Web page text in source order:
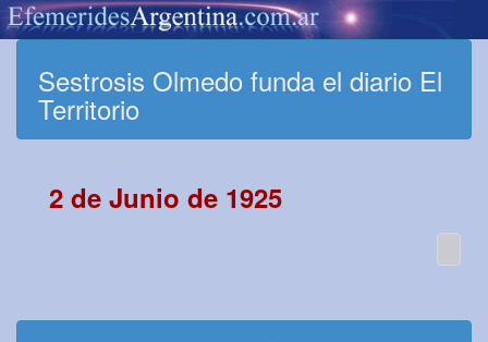
Sestrosis Olmedo funda el diario El
Territorio
2 de Junio de 1925